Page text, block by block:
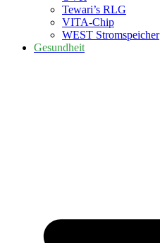
Tewari’s RLG
VITA-Chip
WEST Stromspeicher
Gesundheit